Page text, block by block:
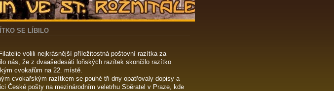
SE LÍBILO
volili nejkrásnější příležitostná poštovní razítka za
nás, že z dvaašedesáti loňských razítek skončilo razítko
cvokařům na 22. místě.
cvokařským razítkem se pouhé tři dny opatřovaly dopisy a
České pošty na mezinárodním veletrhu Sběratel v Praze, kde